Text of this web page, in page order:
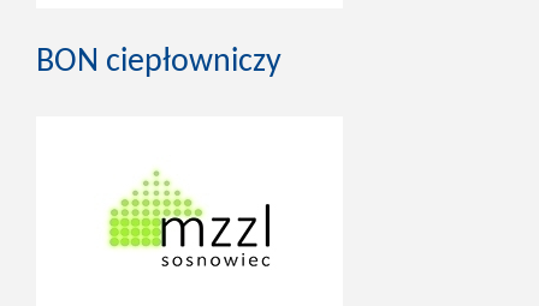
BON ciepłowniczy